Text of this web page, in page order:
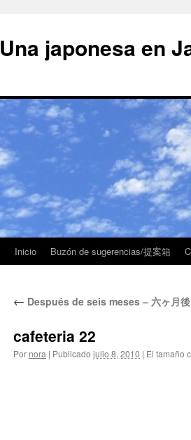
Una japonesa en
Inicio Buzón de sugerencias/提案箱
← Después de seis meses – 六ヶ月
cafeteria 22
Por nora | Publicado julio 8, 2010 | El tamaño